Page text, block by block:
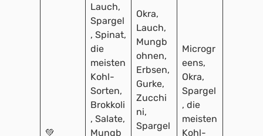
💚
Lauch,
Spargel
, Spinat,
die
meisten
Kohl-
Sorten,
Brokkoli
, Salate,
Mungb
Okra,
Lauch,
Mungb
ohnen,
Erbsen,
Gurke,
Zucchi
ni,
Spargel
Microgr
eens,
Okra,
Spargel
, die
meisten
Kohl-